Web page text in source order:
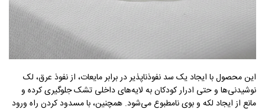
این محصول با ایجاد یک سد نفوذناپذیر در برابر مایعات، از نفوذ عرق، لک
نوشیدنی‌ها و حتی ادرار کودکان به لایه‌های داخلی تشک جلوگیری کرده و
مانع از ایجاد لکه و بوی نامطبوع می‌شود. همچنین، با مسدود کردن راه ورود